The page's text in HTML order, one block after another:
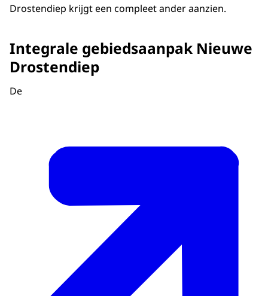
Drostendiep krijgt een compleet ander aanzien.
Integrale gebiedsaanpak Nieuwe
Drostendiep
De